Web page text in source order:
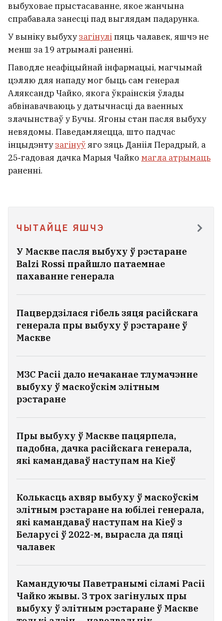
выбуховае прыстасаванне, якое жанчына
спрабавала занесці пад выглядам падарунка.
У выніку выбухузагінуліпяць чалавек, яшчэ не
менш за 19 атрымалі раненні.
Паводле неафіцыйнай інфармацыі, магчымай
цэллю для нападу мог быць сам генерал
Аляксандр Чайко, якога ўкраінскія ўлады
абвінавачваюць у датычнасці да ваенных
злачынстваў у Бучы. Ягоны стан пасля выбуху
невядомы. Паведамляецца, што падчас
інцыдэнтузагінуўяго зяць Данііл Перадрый, а
25‑гадовая дачка Марыя Чайко магла атрымаць
раненні.
ЧЫТАЙЦЕ ЯШЧЭ
У Маскве пасля выбуху ў рэстаране
Balzi Rossi прайшло патаемнае
пахаванне генерала
Пацвердзілася гібель зяця расійскага
генерала пры выбуху ў рэстаране ў
Маскве
МЗС Расіі дало нечаканае тлумачэнне
выбуху ў маскоўскім элітным
рэстаране
Пры выбуху ў Маскве пацярпела,
падобна, дачка расійскага генерала,
які камандаваў наступам на Кіеў
Колькасць ахвяр выбуху ў маскоўскім
элітным рэстаране на юбілеі генерала,
які камандаваў наступам на Кіеў з
Беларусі ў 2022-м, вырасла да пяці
чалавек
Камандуючы Паветранымі сіламі Расіі
Чайко жывы. З трох загінулых пры
выбуху ў элітным рэстаране ў Маскве